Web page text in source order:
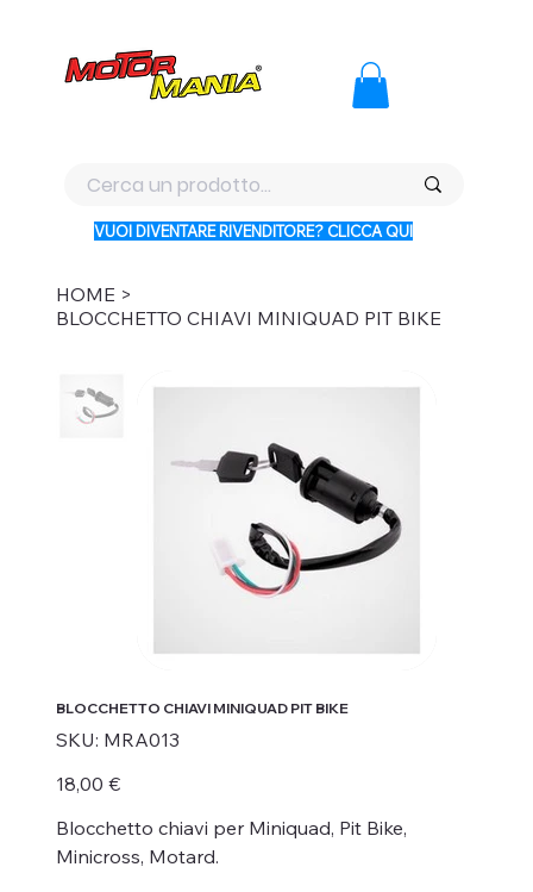
VUOI DIVENTARE RIVENDITORE? CLICCA QUI
HOME >
BLOCCHETTO CHIAVI MINIQUAD PIT BIKE
BLOCCHETTO CHIAVI MINIQUAD PIT BIKE
SKU: SKU
MRA013
MRA013
Prezzo
18,00 €
Blocchetto chiavi per Miniquad, Pit Bike,
Minicross, Motard.